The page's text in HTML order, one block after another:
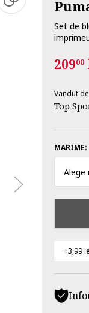
Set de
20900
Vandut de
Top
MARIME:
Alege
+3,99